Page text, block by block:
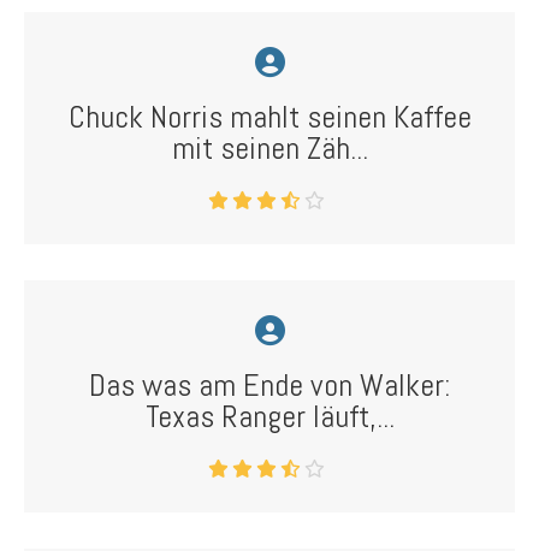
Chuck Norris mahlt seinen Kaffee
mit seinen Zäh...
Das was am Ende von Walker:
Texas Ranger läuft,...